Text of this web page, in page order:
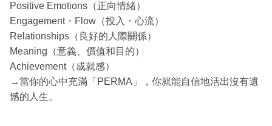
Positive Emotions（正向情緒）
Engagement・Flow（投入・心流）
Relationships（良好的人際關係）
Meaning（意義、價值和目的）
Achievement（成就感）
→當你的心中充滿「PERMA 」，你就能自信地活出沒有遺
憾的人生。